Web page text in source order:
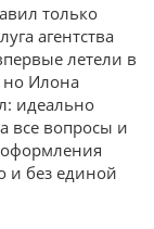
только
агентства
летели в
но Илона
идеально
все вопросы и
оформления
и без единой